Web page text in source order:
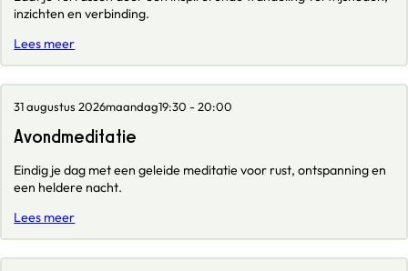
inzichten en verbinding.
Lees meer
31 augustus 2026maandag19:30 - 20:00
Avondmeditatie
Eindig je dag met een geleide meditatie voor rust, ontspanning en
een heldere nacht.
Lees meer